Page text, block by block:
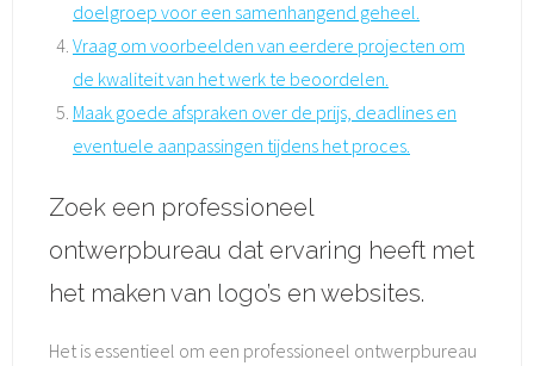
doelgroep voor een samenhangend geheel.
Vraag om voorbeelden van eerdere projecten om
de kwaliteit van het werk te beoordelen.
Maak goede afspraken over de prijs, deadlines en
eventuele aanpassingen tijdens het proces.
Zoek een professioneel
ontwerpbureau dat ervaring heeft met
het maken van logo’s en websites.
Het is essentieel om een professioneel ontwerpbureau